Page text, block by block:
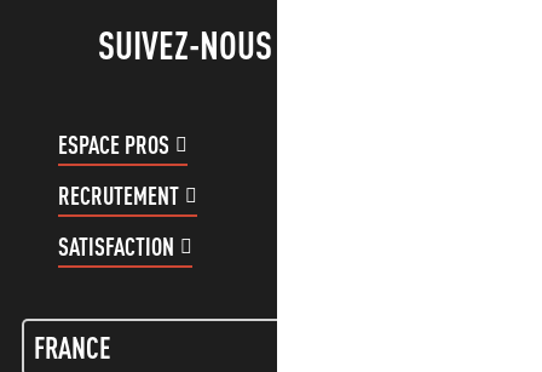
SUIVEZ-NOUS !
ESPACE PROS
RECRUTEMENT
SATISFACTION